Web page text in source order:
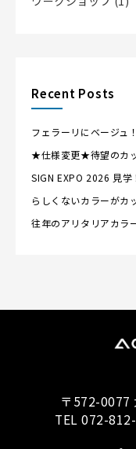
Recent Posts
フェラーリにベージュ
★仕様変更★待望のカ
SIGN EXPO 2026 見学
らしくないカラーがカ
往年のアリタリアカラ
〒572-0077
TEL 072-